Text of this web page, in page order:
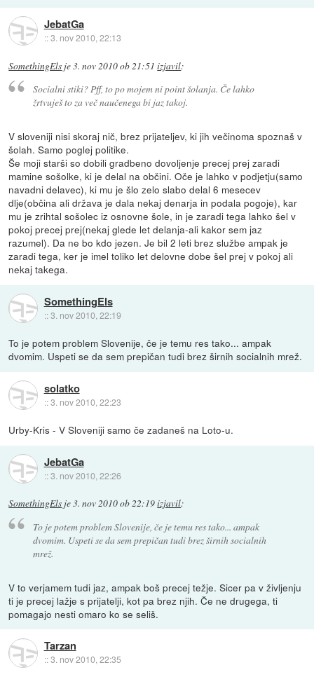
JebatGa
::3. nov 2010, 22:13
SomethingEls je3. nov 2010 ob 21:51 izjavil:
Socialni stiki? Pff, to po mojem ni point šolanja. Če lahko
žrtvuješ to za več naučenega bi jaz takoj.
V sloveniji nisi skoraj nič, brez prijateljev, ki jih večinoma spoznaš v
šolah. Samo poglej politike.
Še moji starši so dobili gradbeno dovoljenje precej prej zaradi
mamine sošolke, ki je delal na občini. Oče je lahko v podjetju(samo
navadni delavec), ki mu je šlo zelo slabo delal 6 mesecev
dlje(občina ali država je dala nekaj denarja in podala pogoje), kar
mu je zrihtal sošolec iz osnovne šole, in je zaradi tega lahko šel v
pokoj precej prej(nekaj glede let delanja-ali kakor sem jaz
razumel). Da ne bo kdo jezen. Je bil 2 leti brez službe ampak je
zaradi tega, ker je imel toliko let delovne dobe šel prej v pokoj ali
nekaj takega.
SomethingEls
::3. nov 2010, 22:19
To je potem problem Slovenije, če je temu res tako... ampak
dvomim. Uspeti se da sem prepičan tudi brez širnih socialnih mrež.
solatko
::3. nov 2010, 22:23
Urby-Kris - V Sloveniji samo če zadaneš na Loto-u.
JebatGa
::3. nov 2010, 22:26
SomethingEls je3. nov 2010 ob 22:19izjavil:
To je potem problem Slovenije, če je temu res tako... ampak
dvomim. Uspeti se da sem prepičan tudi brez širnih socialnih
mrež.
V to verjamem tudi jaz, ampak boš precej težje. Sicer pa v življenju
ti je precej lažje s prijatelji, kot pa brez njih. Če ne drugega, ti
pomagajo nesti omaro ko se seliš.
Tarzan
::3. nov 2010, 22:35